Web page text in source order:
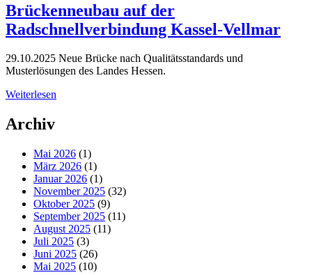
Brückenneubau auf der
Radschnellverbindung Kassel-Vellmar
29.10.2025 Neue Brücke nach Qualitätsstandards und
Musterlösungen des Landes Hessen.
Weiterlesen
Archiv
Mai 2026 (1)
März 2026 (1)
Januar 2026 (1)
November 2025 (32)
Oktober 2025 (9)
September 2025 (11)
August 2025 (11)
Juli 2025 (3)
Juni 2025 (26)
Mai 2025 (10)